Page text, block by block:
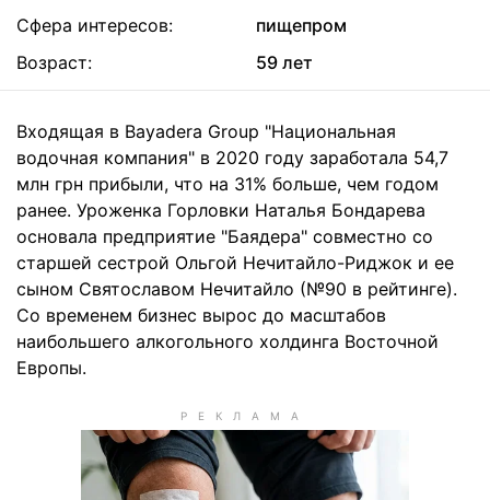
Сфера интересов:
пищепром
Возраст:
59 лет
Входящая в Bayadera Group "Национальная
водочная компания" в 2020 году заработала 54,7
млн грн прибыли, что на 31% больше, чем годом
ранее. Уроженка Горловки Наталья Бондарева
основала предприятие "Баядера" совместно со
старшей сестрой Ольгой Нечитайло-Риджок и ее
сыном Святославом Нечитайло (№90 в рейтинге).
Со временем бизнес вырос до масштабов
наибольшего алкогольного холдинга Восточной
Европы.